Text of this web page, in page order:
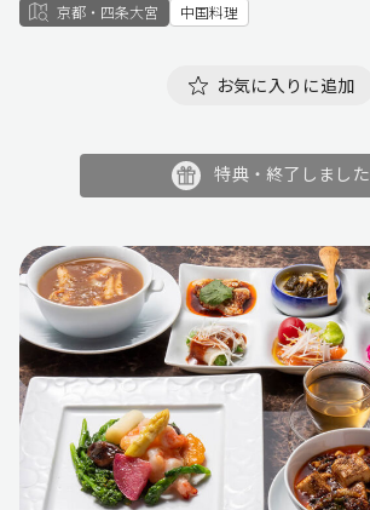
京都・四条大宮 中国料理
お気に入りに追加
特典・終了しました